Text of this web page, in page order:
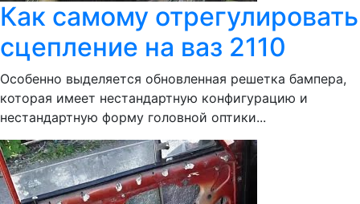
Как самому отрегулировать
сцепление на ваз 2110
Особенно выделяется обновленная решетка бампера,
которая имеет нестандартную конфигурацию и
нестандартную форму головной оптики...